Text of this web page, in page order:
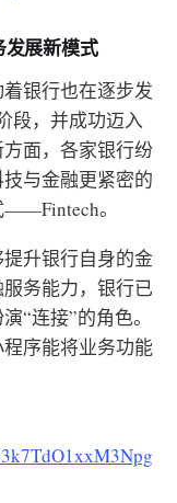
发展新模式
银行也在逐步发
段，并成功迈入
面，各家银行纷
与金融更紧密的
。
升银行自身的金
务能力，银行已
“连接”的角色。
序能将业务功能